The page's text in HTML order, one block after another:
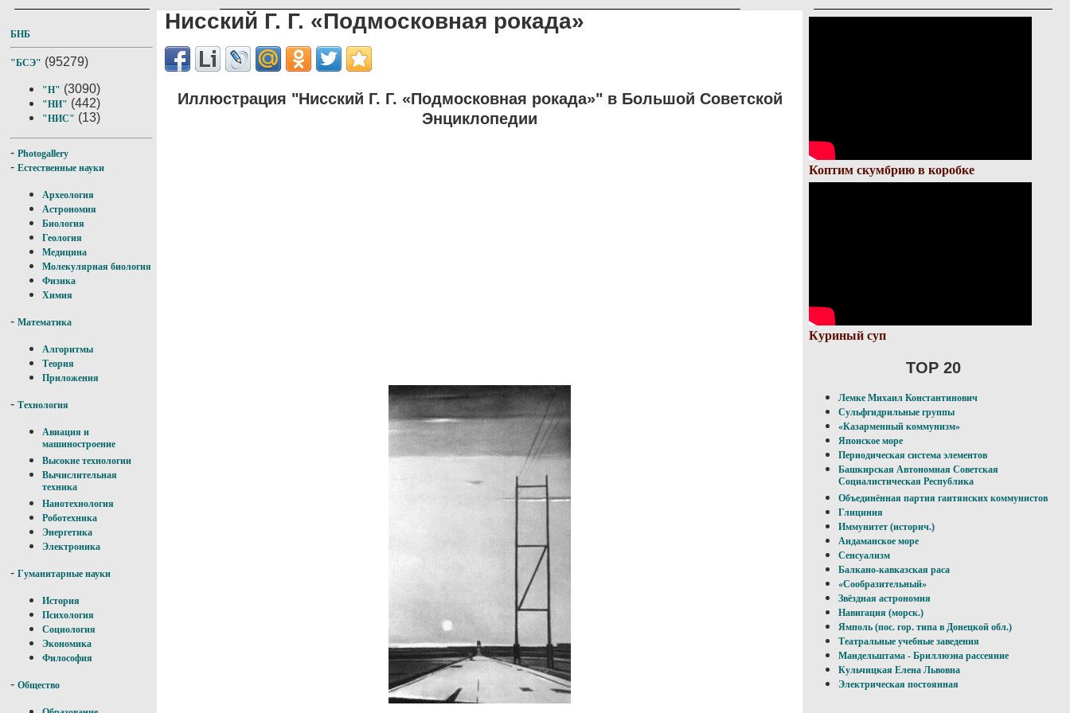
БНБ
"БСЭ" (95279)
"Н" (3090)
"НИ" (442)
"НИС" (13)
- Photogallery
- Естественные науки
Археология
Астрономия
Биология
Геология
Медицина
Молекулярная биология
Физика
Химия
- Математика
Алгоритмы
Теория
Приложения
- Технология
Авиация и
машиностроение
Высокие технологии
Вычислительная
техника
Нанотехнология
Роботехника
Энергетика
Электроника
- Гуманитарные науки
История
Психология
Социология
Экономика
Философия
- Общество
Нисский Г. Г. «Подмосковная рокада»
Иллюстрация "Нисский Г. Г. «Подмосковная рокада»" в Большой Советской
Энциклопедии
Коптим скумбрию в коробке
Куриный суп
TOP 20
Лемке Михаил Константинович
Сульфгидрильные группы
«Казарменный коммунизм»
Японское море
Периодическая система элементов
Башкирская Автономная Советская
Социалистическая Республика
Объединённая партия гаитянских коммунистов
Глициния
Иммунитет (историч.)
Андаманское море
Сенсуализм
Балкано-кавказская раса
«Сообразительный»
Звёздная астрономия
Навигация (морск.)
Ямполь (пос. гор. типа в Донецкой обл.)
Театральные учебные заведения
Мандельштама - Бриллюэна рассеяние
Кульчицкая Елена Львовна
Электрическая постоянная